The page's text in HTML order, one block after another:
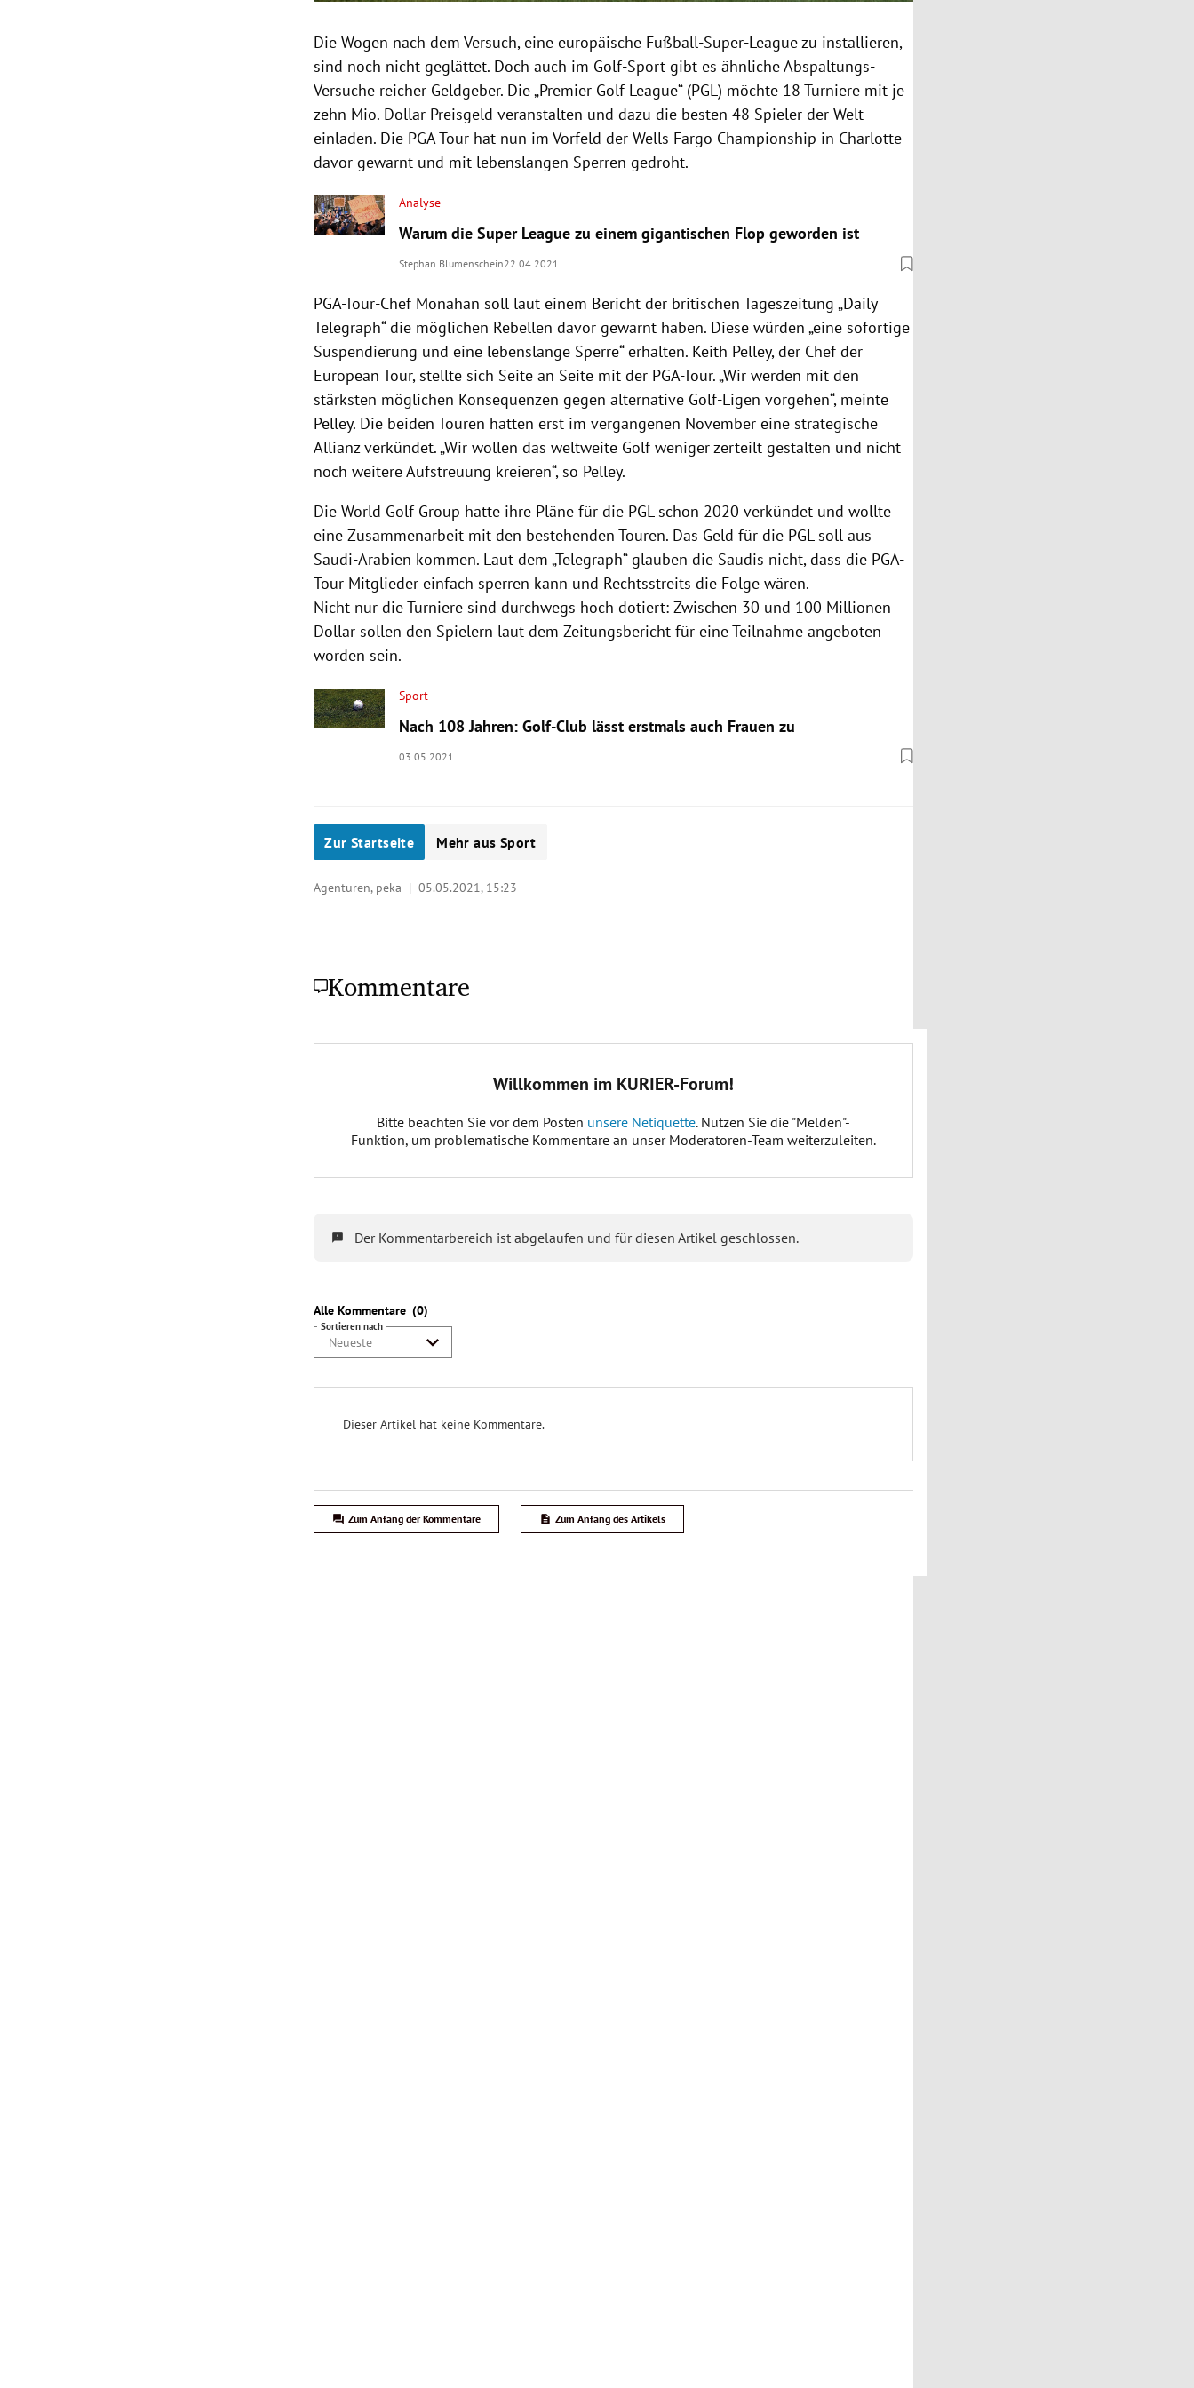
Die Wogen nach dem Versuch, eine europäische Fußball-Super-League zu installieren,
sind noch nicht geglättet. Doch auch im Golf-Sport gibt es ähnliche Abspaltungs-
Versuche reicher Geldgeber. Die „Premier Golf League“ (PGL) möchte 18 Turniere mit je
zehn Mio. Dollar Preisgeld veranstalten und dazu die besten 48 Spieler der Welt
einladen. Die PGA-Tour hat nun im Vorfeld der Wells Fargo Championship in Charlotte
davor gewarnt und mit lebenslangen Sperren gedroht.
Analyse
Warum die Super League zu einem gigantischen Flop geworden ist
Stephan Blumenschein22.04.2021
PGA-Tour-Chef Monahan soll laut einem Bericht der britischen Tageszeitung „Daily
Telegraph“ die möglichen Rebellen davor gewarnt haben. Diese würden „eine sofortige
Suspendierung und eine lebenslange Sperre“ erhalten. Keith Pelley, der Chef der
European Tour, stellte sich Seite an Seite mit der PGA-Tour. „Wir werden mit den
stärksten möglichen Konsequenzen gegen alternative Golf-Ligen vorgehen“, meinte
Pelley. Die beiden Touren hatten erst im vergangenen November eine strategische
Allianz verkündet. „Wir wollen das weltweite Golf weniger zerteilt gestalten und nicht
noch weitere Aufstreuung kreieren“, so Pelley.
Die World Golf Group hatte ihre Pläne für die PGL schon 2020 verkündet und wollte
eine Zusammenarbeit mit den bestehenden Touren. Das Geld für die PGL soll aus
Saudi-Arabien kommen. Laut dem „Telegraph“ glauben die Saudis nicht, dass die PGA-
Tour Mitglieder einfach sperren kann und Rechtsstreits die Folge wären.
Nicht nur die Turniere sind durchwegs hoch dotiert: Zwischen 30 und 100 Millionen
Dollar sollen den Spielern laut dem Zeitungsbericht für eine Teilnahme angeboten
worden sein.
Sport
Nach 108 Jahren: Golf-Club lässt erstmals auch Frauen zu
03.05.2021
Zur Startseite Mehr aus Sport
Agenturen, peka |05.05.2021, 15:23
Kommentare